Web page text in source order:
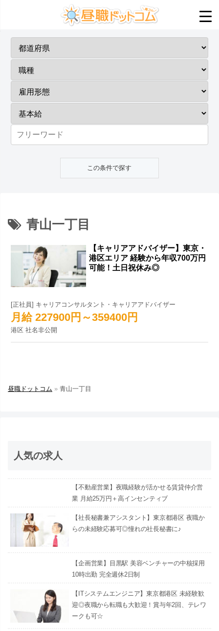
青山一丁目
【キャリアアドバイザー】東京・
港区エリア 経験から年収700万円
可能！土日祝休み◎
[正社員] キャリアコンサルタント・キャリアアドバイザー
月給 227900円～359400円
港区 社名非公開
昼職ドットコム » 青山一丁目
人気の求人
【不動産営業】夜職経験が活かせる賃貸仲介営
業 月給25万円＋高インセンティブ
【社長秘書兼アシスタント】東京都港区 夜職か
らの未経験応募可◎憧れの社長秘書に♪
【企画営業】目黒駅 美容ベンチャーの中核採用
10時出勤 完全週休2日制
【ITシステムエンジニア】東京都港区 未経験歓
迎◎夜職から転職も大歓迎！賞与年2回、テレワ
ークも可☆